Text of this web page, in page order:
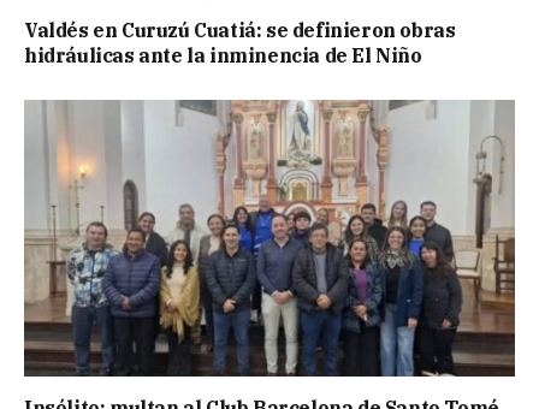
Valdés en Curuzú Cuatiá: se definieron obras
hidráulicas ante la inminencia de El Niño